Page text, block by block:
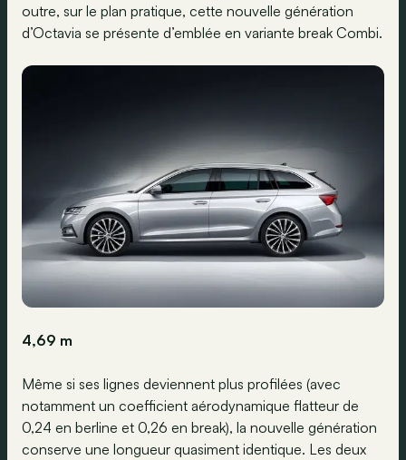
outre, sur le plan pratique, cette nouvelle génération
d’Octavia se présente d’emblée en variante break Combi.
4,69 m
Même si ses lignes deviennent plus profilées (avec
notamment un coefficient aérodynamique flatteur de
0,24 en berline et 0,26 en break), la nouvelle génération
conserve une longueur quasiment identique. Les deux